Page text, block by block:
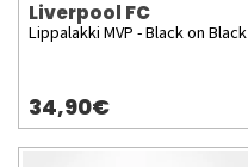
Liverpool FC
Lippalakki MVP - Black on Black
34,90€